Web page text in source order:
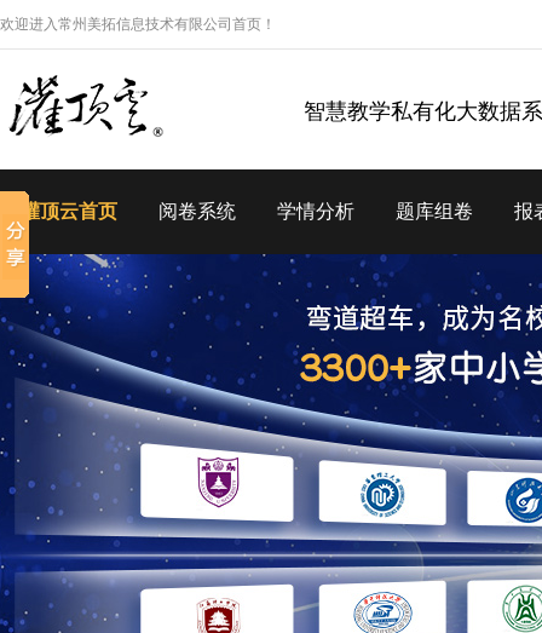
欢迎进入常州美拓信息技术有限公司首页！
智慧教学私有化大数据
灌顶云首页 阅卷系统 学情分析 题库组卷 报